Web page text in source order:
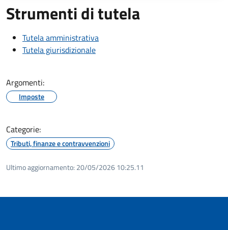
Strumenti di tutela
Tutela amministrativa
Tutela giurisdizionale
Argomenti:
Imposte
Categorie:
Tributi, finanze e contravvenzioni
Ultimo aggiornamento: 20/05/2026 10:25.11